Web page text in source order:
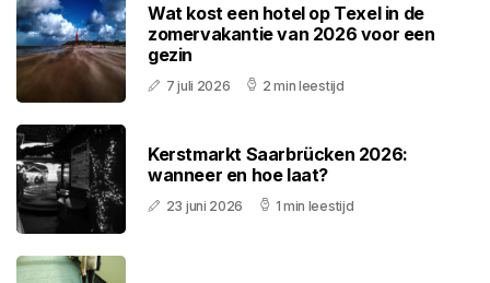
Wat kost een hotel op Texel in de
zomervakantie van 2026 voor een
gezin
7 juli 2026 2 min leestijd
Kerstmarkt Saarbrücken 2026:
wanneer en hoe laat?
23 juni 2026 1 min leestijd